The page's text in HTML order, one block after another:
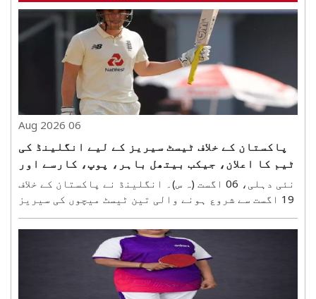
06 Aug 2026
پاکستان کے خلاف ٹیسٹ سیریز کے لیے انگلینڈ کی
ٹیم کا اعلان، جیکب بیتھل باہر، پوپ، کارسے اور
لارنس کی واپسی
نئی دہلی، 06 اگست (ہ س)۔ انگلینڈ نے پاکستان کے خلاف
19 اگست سے شروع ہونے والی تین ٹیسٹ میچوں کی سیریز
کے پہلے دو مقابلوں کے لیے 16 رکنی اسکواڈ کا اعلان
کر دیا ہے۔ گھٹنے کی انجری کے باعث جیکب بیتھل پوری
سیریز سے باہر ہو گئے ہیں، جبکہ اولی پوپ، ..